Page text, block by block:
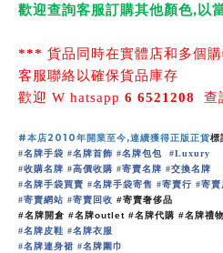
歡迎查詢客服訂購其他顏色, 以
*** 貨品同時在實體店和多個
客服聯絡以確保貨品庫存
歡迎 W hatsapp 6 6521208 查
#本店2010年開業至今,連續獲得正版正貨標
#名牌手袋 #名牌首飾 #名牌包包 #Luxury
#收購名牌 #高價收購 #寄賣名牌 #交換名牌
#名牌手袋買賣 #名牌手袋寄售 #寄賣行 #寄賣
#寄賣網站 #寄賣回收 #寄賣奢侈品
#名牌開倉 #名牌outlet #名牌代購 #名牌禮物
#名牌皮鞋 #名牌衣服
#名牌連身裙 #名牌圍巾